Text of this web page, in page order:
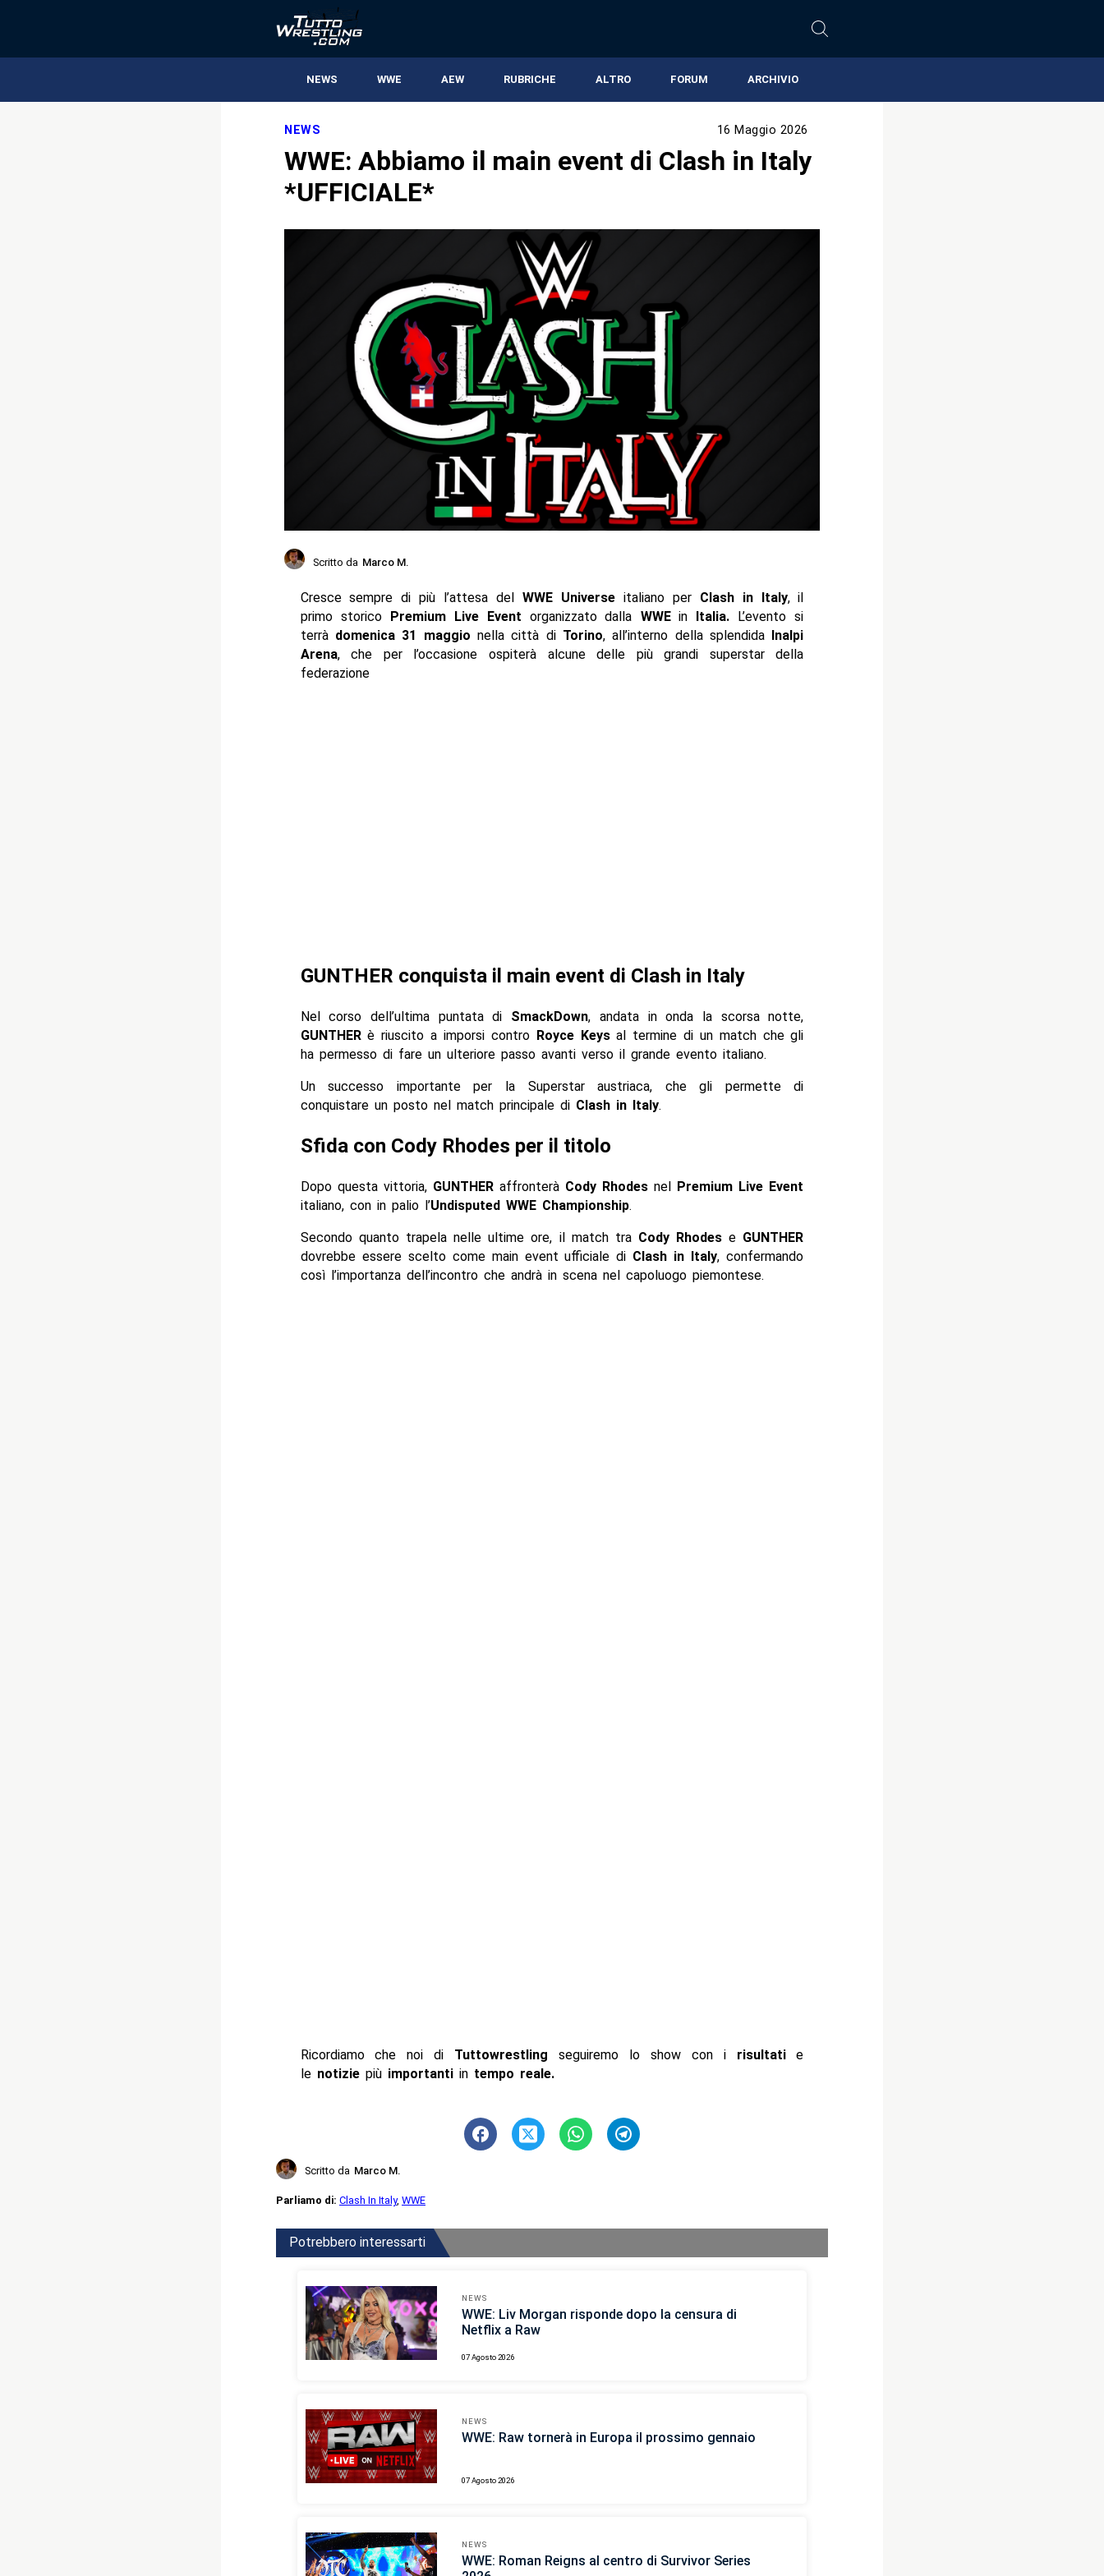
NEWS WWE AEW RUBRICHE ALTRO FORUM ARCHIVIO
NEWS 16 Maggio 2026
WWE: Abbiamo il main event di Clash in Italy
*UFFICIALE*
Scritto da Marco M.
Cresce sempre di più l’attesa delWWE Universeitaliano per Clash in Italy, il
primo storico Premium Live Event organizzato dalla WWEin Italia. L’evento si
terrà domenica 31 maggio nella città di Torino, all’interno della splendida Inalpi
Arena, che per l’occasione ospiterà alcune delle più grandi superstar della
federazione
GUNTHER conquista il main event di Clash in Italy
Nel corso dell’ultima puntata di SmackDown, andata in onda la scorsa notte,
GUNTHERè riuscito a imporsi contro Royce Keysal termine di un match che gli
ha permesso di fare un ulteriore passo avanti verso il grande evento italiano.
Un successo importante per la Superstar austriaca, che gli permette di
conquistare un posto nel match principale di Clash in Italy.
Sfida con Cody Rhodes per il titolo
Dopo questa vittoria, GUNTHERaffronterà Cody Rhodes nel Premium Live Event
italiano, con in palio l’Undisputed WWE Championship.
Secondo quanto trapela nelle ultime ore, il match tra Cody Rhodes e GUNTHER
dovrebbe essere scelto come main event ufficiale di Clash in Italy, confermando
così l’importanza dell’incontro che andrà in scena nel capoluogo piemontese.
Ricordiamo che noi di Tuttowrestlingseguiremo lo show con i risultatie
le notiziepiù importantiin tempo reale.
Scritto da Marco M.
Parliamo di: Clash In Italy, WWE
Potrebbero interessarti
NEWS
WWE: Liv Morgan risponde dopo la censura di
Netflix a Raw
07 Agosto 2026
NEWS
WWE: Raw tornerà in Europa il prossimo gennaio
07 Agosto 2026
NEWS
WWE: Roman Reigns al centro di Survivor Series